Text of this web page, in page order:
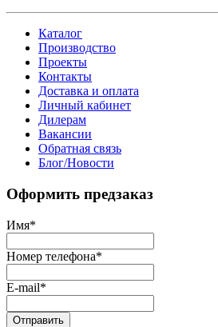
Каталог
Производство
Проекты
Контакты
Доставка и оплата
Личный кабинет
Дилерам
Вакансии
Обратная связь
Блог/Новости
Оформить предзаказ
Имя*
Номер телефона*
E-mail*
Отправить